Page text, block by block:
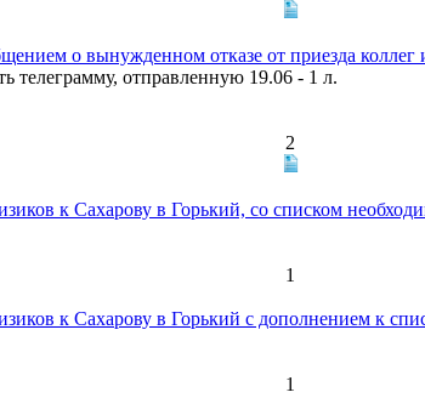
о вынужденном отказе от приезда
телеграмму, отправленную 19.06 - 1 л.
2
к Сахарову в Горький, со списком
1
к Сахарову в Горький с дополнением к
1